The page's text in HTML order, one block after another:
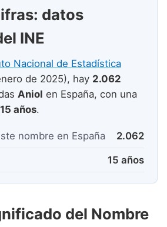
niño que empiezan por S
niño que empiezan por T
niño que empiezan por U
niño que empiezan por V
niño que empiezan por W
niño que empiezan por X
niño que empiezan por Y
niño que empiezan por Z
datos
INE
Nacional de Estadística
de 2025), hay 2.062
Aniol en España, con una
15 años.
nombre en España 2.062
15 años
del Nombre